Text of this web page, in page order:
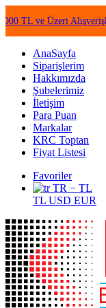
Üzeri Alışverişlerde
AnaSayfa
Siparişlerim
Hakkımızda
Şubelerimiz
İletişim
Para Puan
Markalar
KRC Toptan
Fiyat Listesi
Favoriler
TR − TL
TL USD EUR